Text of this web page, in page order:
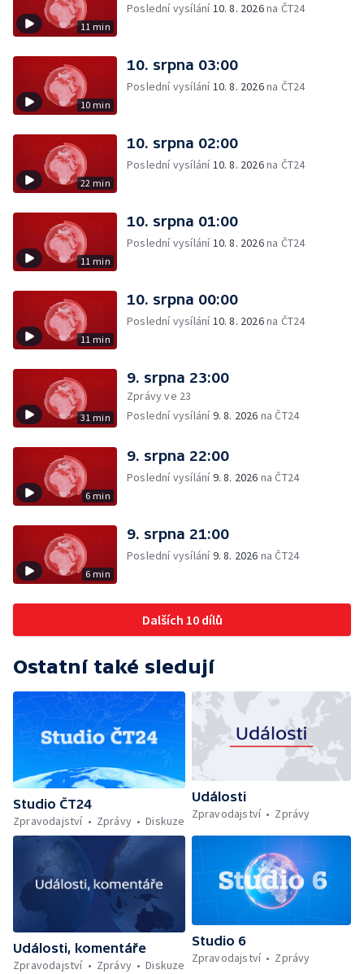
11 min
Poslední vysílání10. 8. 2026na ČT24
10 min
10. srpna 03:00
Poslední vysílání10. 8. 2026na ČT24
22 min
10. srpna 02:00
Poslední vysílání10. 8. 2026na ČT24
11 min
10. srpna 01:00
Poslední vysílání10. 8. 2026na ČT24
11 min
10. srpna 00:00
Poslední vysílání10. 8. 2026na ČT24
31 min
9. srpna 23:00
Zprávy ve 23
Poslední vysílání9. 8. 2026 na ČT24
6 min
9. srpna 22:00
Poslední vysílání9. 8. 2026 na ČT24
6 min
9. srpna 21:00
Poslední vysílání9. 8. 2026 na ČT24
Dalších 10 dílů
Ostatní také sledují
Studio ČT24
Zpravodajství
Zprávy Diskuze
Události
Zpravodajství
Zprávy
Události, komentáře
Zpravodajství
Zprávy Diskuze
Studio 6
Zpravodajství
Zprávy